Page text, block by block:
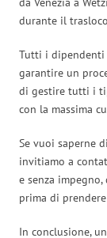
durante il
Tutti i dipendenti
garantire un
di gestire tutti i
con la massima
Se vuoi saperne
invitiamo a
e senza
prima di
In conclusione,